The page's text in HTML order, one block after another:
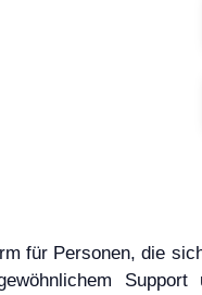
für Personen, die